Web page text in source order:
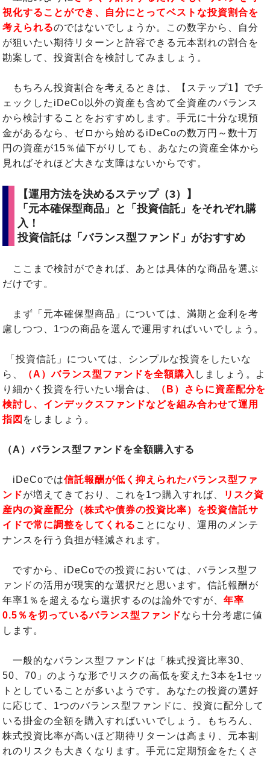
視化することができ、自分にとってベストな投資割合を
考えられるのではないでしょうか。この数字から、自分
が狙いたい期待リターンと許容できる元本割れの割合を
勘案して、投資割合を検討してみましょう。
もちろん投資割合を考えるときは、【ステップ1】でチ
ェックしたiDeCo以外の資産も含めて全資産のバランス
から検討することをおすすめします。手元に十分な現預
金があるなら、ゼロから始めるiDeCoの数万円～数十万
円の資産が15％値下がりしても、あなたの資産全体から
見ればそれほど大きな支障はないからです。
【運用方法を決めるステップ（3）】
「元本確保型商品」と「投資信託」をそれぞれ購
入！
投資信託は「バランス型ファンド」がおすすめ
ここまで検討ができれば、あとは具体的な商品を選ぶ
だけです。
まず「元本確保型商品」については、満期と金利を考
慮しつつ、1つの商品を選んで運用すればいいでしょう。
「投資信託」については、シンプルな投資をしたいな
ら、
（A）バランス型ファンドを全額購入 しましょう。よ
り細かく投資を行いたい場合は、
（B）さらに資産配分を
検討し、インデックスファンドなどを組み合わせて運用
指図 をしましょう。
（A）バランス型ファンドを全額購入する
iDeCoでは信託報酬が低く抑えられたバランス型ファ
ンドが増えてきており、これを1つ購入すれば、
リスク資
産内の資産配分（株式や債券の投資比率）を投資信託サ
イドで常に調整をしてくれる ことになり、運用のメンテ
ナンスを行う負担が軽減されます。
ですから、iDeCoでの投資においては、バランス型フ
ァンドの活用が現実的な選択だと思います。信託報酬が
年率1％を超えるなら選択するのは論外ですが、 年率
0.5％を切っているバランス型ファンドなら十分考慮に値
します。
一般的なバランス型ファンドは「株式投資比率30、
50、70」のような形でリスクの高低を変えた3本を1セッ
トとしていることが多いようです。あなたの投資の選好
に応じて、1つのバランス型ファンドに、投資に配分して
いる掛金の全額を購入すればいいでしょう。もちろん、
株式投資比率が高いほど期待リターンは高まり、元本割
れのリスクも大きくなります。手元に定期預金をたくさ